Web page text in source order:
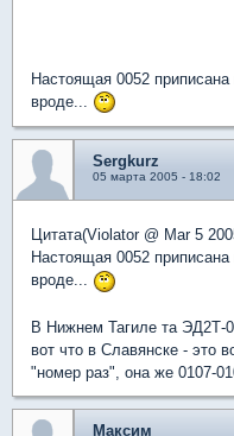
Настоящая 0052
вроде...
Sergkurz
05 марта 2005 - 18:02
Цитата(Violator @ Mar 5
Настоящая 0052
вроде...
В Нижнем Тагиле та ЭД2Т-
вот что в Славянске - это
"номер раз", она же 0107-
Максим